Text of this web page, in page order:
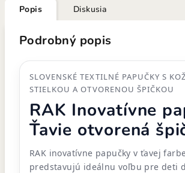
Popis Diskusia
Podrobný popis
SLOVENSKÉ TEXTILNÉ PAPUČKY S
STIELKOU A OTVORENOU ŠPIČKOU
RAK Inovatívne
Ťavie otvorená
RAK inovatívne papučky v ťavej
predstavujú ideálnu voľbu pre deti